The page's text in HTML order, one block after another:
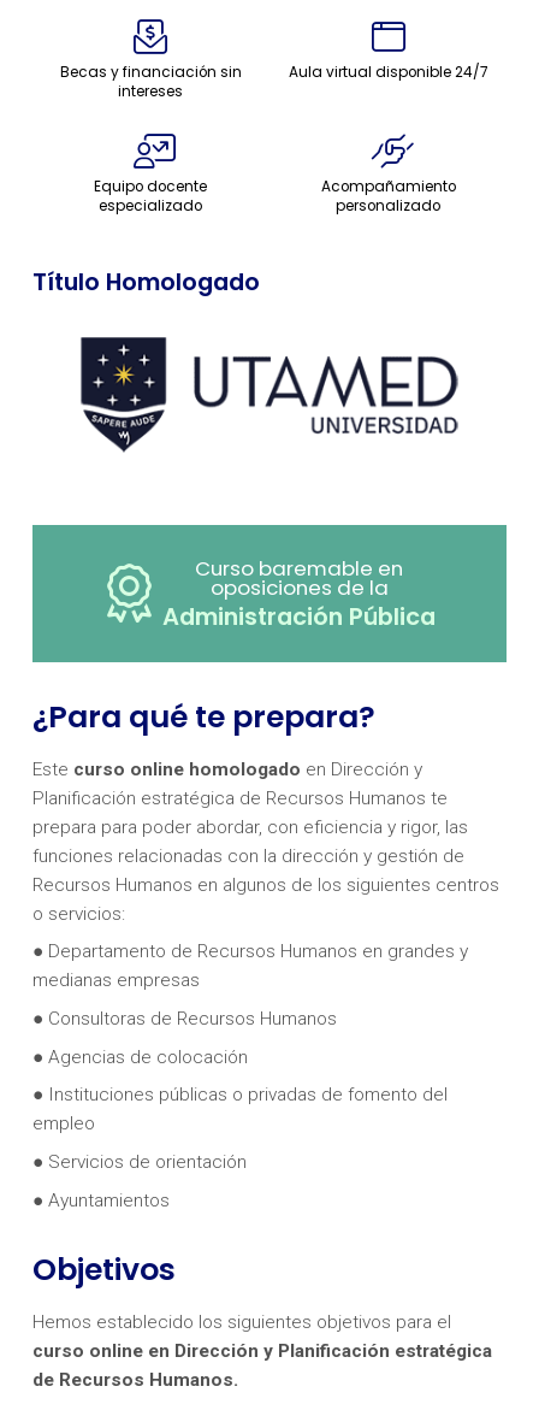
Becas y financiación sin
intereses
Aula virtual disponible 24/7
Equipo docente
especializado
Acompañamiento
personalizado
Título Homologado
Curso baremable en
oposiciones de la
Administración Pública
¿Para qué te prepara?
Este curso online homologado en Dirección y
Planificación estratégica de Recursos Humanos te
prepara para poder abordar, con eficiencia y rigor, las
funciones relacionadas con la dirección y gestión de
Recursos Humanos en algunos de los siguientes centros
o servicios:
● Departamento de Recursos Humanos en grandes y
medianas empresas
● Consultoras de Recursos Humanos
● Agencias de colocación
● Instituciones públicas o privadas de fomento del
empleo
● Servicios de orientación
● Ayuntamientos
Objetivos
Hemos establecido los siguientes objetivos para el
curso online en Dirección y Planificación estratégica
de Recursos Humanos.